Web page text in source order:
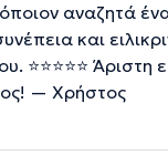
αναζητά
και
⭐️⭐️⭐️⭐️⭐️ Άριστη
— Χρήστος